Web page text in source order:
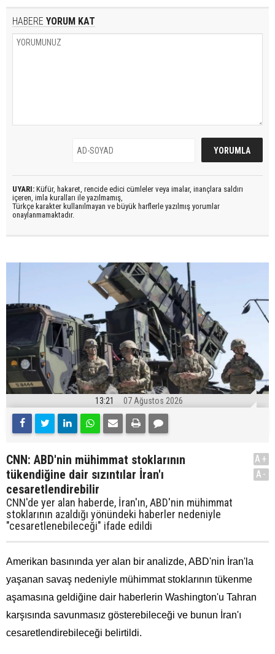
HABERE YORUM KAT
UYARI: Küfür, hakaret, rencide edici cümleler veya imalar, inançlara saldırı
içeren, imla kuralları ile yazılmamış,
Türkçe karakter kullanılmayan ve büyük harflerle yazılmış yorumlar
onaylanmamaktadır.
13:21 07 Ağustos 2026
CNN: ABD'nin mühimmat stoklarının
tükendiğine dair sızıntılar İran'ı
cesaretlendirebilir
CNN'de yer alan haberde, İran'ın, ABD'nin mühimmat
stoklarının azaldığı yönündeki haberler nedeniyle
"cesaretlenebileceği" ifade edildi
A+
A-
Amerikan basınında yer alan bir analizde, ABD'nin İran'la
yaşanan savaş nedeniyle mühimmat stoklarının tükenme
aşamasına geldiğine dair haberlerin Washington'u Tahran
karşısında savunmasız gösterebileceği ve bunun İran'ı
cesaretlendirebileceği belirtildi.